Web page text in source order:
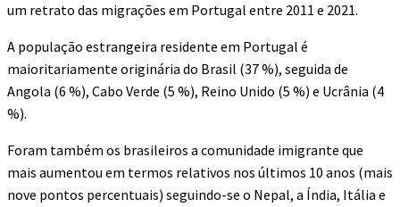
um retrato das migrações em Portugal entre 2011 e 2021.
A população estrangeira residente em Portugal é
maioritariamente originária do Brasil (37 %), seguida de
Angola (6 %), Cabo Verde (5 %), Reino Unido (5 %) e Ucrânia (4
%).
Foram também os brasileiros a comunidade imigrante que
mais aumentou em termos relativos nos últimos 10 anos (mais
nove pontos percentuais) seguindo-se o Nepal, a Índia, Itália e